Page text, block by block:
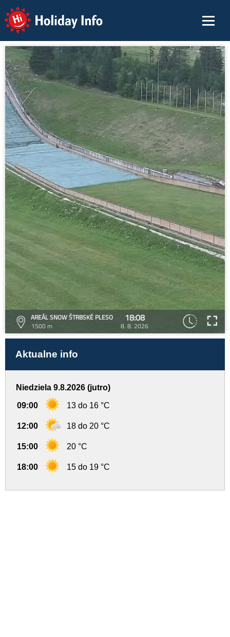
Holiday Info
AREÁL SNOW ŠTRBSKÉ PLESO
1500 m
18:08
8. 8. 2026
Aktualne info
Niedziela 9.8.2026 (jutro)
09:00 13 do 16 °C
12:00 18 do 20 °C
15:00 20 °C
18:00 15 do 19 °C